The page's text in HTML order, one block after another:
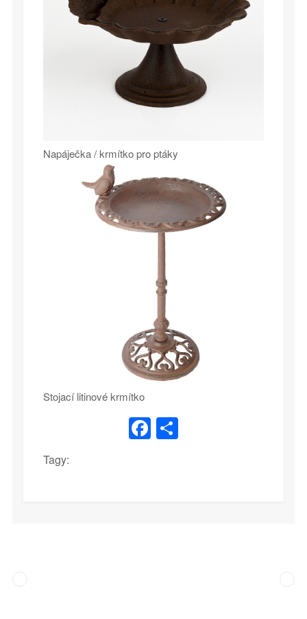
Napáječka / krmítko pro ptáky
Stojací litinové krmítko
Facebook
Share
Tagy: